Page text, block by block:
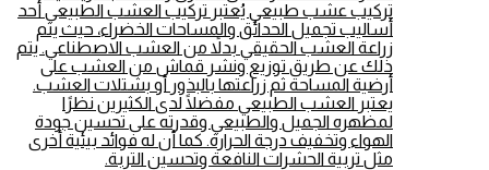
تركيب عشب طبيعي يُعتبر تركيب العشب الطبيعي أحد
أساليب تجميل الحدائق والمساحات الخضراء، حيث يتم
زراعة العشب الحقيقي بدلاً من العشب الاصطناعي. يتم
ذلك عن طريق توزيع ونشر قماش من العشب على
أرضية المساحة ثم زراعتها بالبذور أو بشتلات العشب.
يعتبر العشب الطبيعي مفضلًا لدى الكثيرين نظرًا
لمظهره الجميل والطبيعي وقدرته على تحسين جودة
الهواء وتخفيف درجة الحرارة. كما أن له فوائد بيئية أخرى
مثل تربية الحشرات النافعة وتحسين التربة.